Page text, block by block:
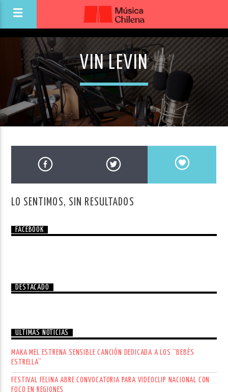
VIN LEVIN
LO SENTIMOS, SIN RESULTADOS
FACEBOOK
DESTACADO
ÚLTIMAS NOTICIAS
MAKA MEL ESTRENA SENSIBLE CANCIÓN DEDICADA A LOS “BEBÉS
ESTRELLA”
FESTIVAL FELINA ABRE CONVOCATORIA PARA VIDEOCLIP NACIONAL CON
FOCO EN REGIONES